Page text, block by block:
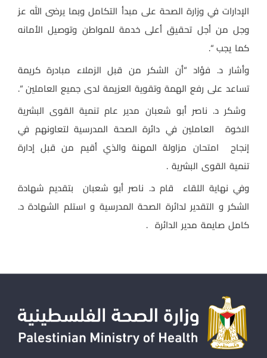
الإدارات في وزارة الصحة على مبدأ التكامل وبما يرضى الله عز
وجل من أجل تحقيق أعلى خدمة للمواطن وتوصيل الأمانه
كما يجب “.
وأشار د. فؤاد “أن الشكر من قبل الزملاء مبادرة كريمة
تساعد على رفع الهمة وتقوية العزيمة لدى جميع العاملين “.
وشكر د. ناصر أبو شعبان مدير عام تنمية القوى البشرية
الاخوة العاملين في دائرة الصحة المدرسية لتعاونهم في
إنجاح امتحان مزاولة المهنة والذي أقيم من قبل إدارة
تنمية القوى البشرية .
وفي نهاية اللقاء قام د. ناصر أبو شعبان بتقديم شهادة
الشكر و التقدير لدائرة الصحة المدرسية و استلم الشهادة د.
كامل صايمة مدير الدائرة .